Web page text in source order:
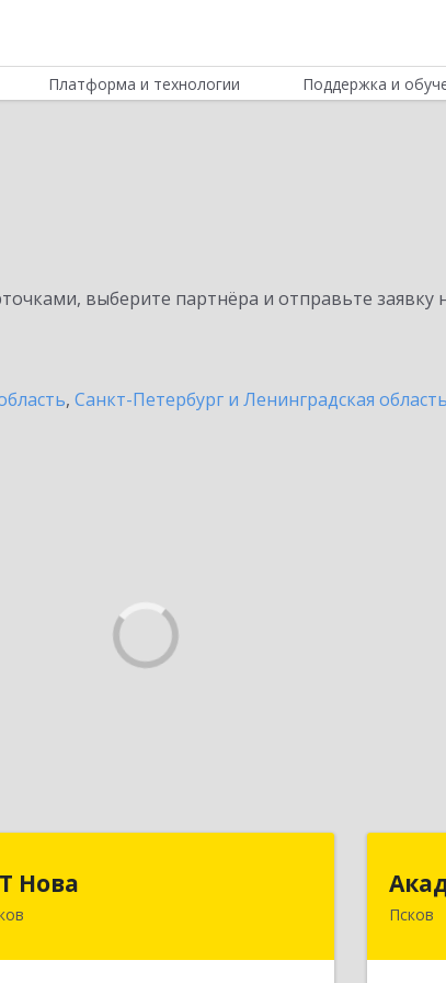
Платформа и технологии Поддержка и
выберите партнёра и отправьте заявку
, Санкт-Петербург и Ленинградская область
Нова
Псков